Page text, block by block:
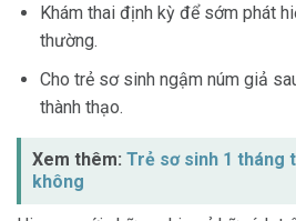
Khám thai định kỳ để sớm phát
thường.
Cho trẻ sơ sinh ngậm núm giả
thành thạo.
Xem thêm: Trẻ sơ sinh 1 tháng
không